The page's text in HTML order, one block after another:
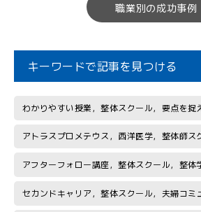
職業別の成功事例
キーワードで記事を見つける
わかりやすい授業，整体スクール，要点を捉
アトラスプロメテウス，西洋医学，整体師ス
アフターフォロー講座，整体スクール，整体
セカンドキャリア，整体スクール，夫婦コミ